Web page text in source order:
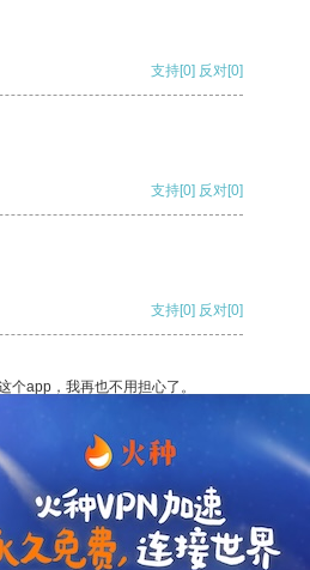
支持[0] 反对[0]
支持[0] 反对[0]
支持[0] 反对[0]
app，我再也不用担心了。
支持 [0] 反对[0]